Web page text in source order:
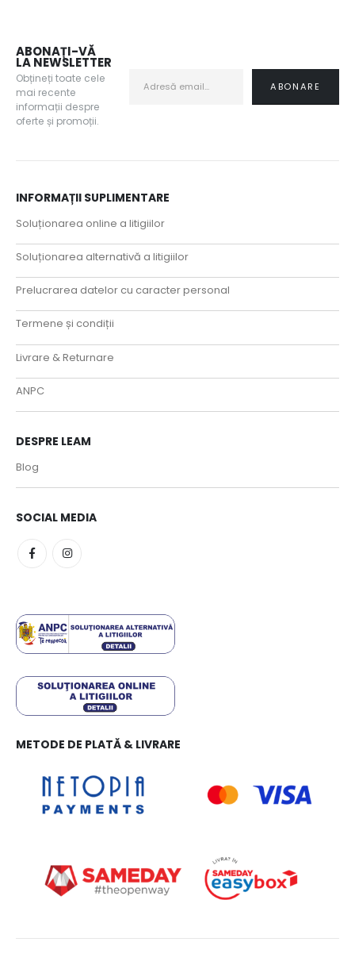
ABONAȚI-VĂ
LA NEWSLETTER
Obțineți toate cele
mai recente
informații despre
oferte și promoții.
INFORMAȚII SUPLIMENTARE
Soluționarea online a litigiilor
Soluționarea alternativă a litigiilor
Prelucrarea datelor cu caracter personal
Termene și condiții
Livrare & Returnare
ANPC
DESPRE LEAM
Blog
SOCIAL MEDIA
METODE DE PLATĂ & LIVRARE